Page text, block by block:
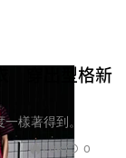
穿出型格新
樣著得到。
1.6K 0